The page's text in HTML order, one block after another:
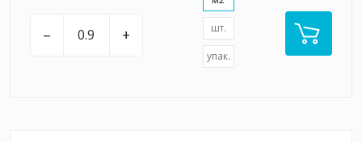
– + шт.
упак.